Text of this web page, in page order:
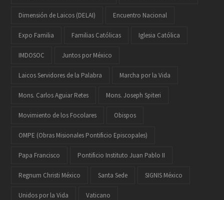
Dimensión de Laicos (DELAI) Encuentro Nacional
Expo Familia Familias Católicas Iglesia Católica
IMDOSOC Juntos por México
Laicos Servidores de la Palabra Marcha por la Vida
Mons. Carlos Aguiar Retes Mons. Joseph Spiteri
Movimiento de los Focolares Obispos
OMPE (Obras Misionales Pontificio Episcopales)
Papa Francisco Pontificio Instituto Juan Pablo II
Regnum Christi México Santa Sede SIGNIS México
Unidos por la Vida Vaticano